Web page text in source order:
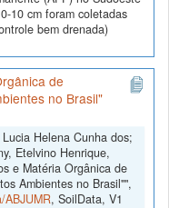
10 cm foram coletadas
bem drenada)
de
no Brasil"
Helena Cunha dos;
Etelvino Henrique,
e Matéria Orgânica de
Ambientes no Brasil"",
, SoilData, V1